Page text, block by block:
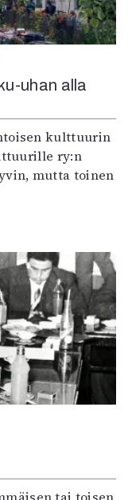
uhan alla
kulttuurin
ry:n
mutta toinen